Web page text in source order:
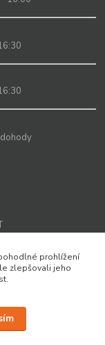
prohlížení
zlepšovali jeho